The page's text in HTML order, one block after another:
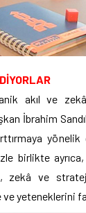
akıl ve zekâ
İbrahim
birlikte
zekâ ve
yeteneklerini